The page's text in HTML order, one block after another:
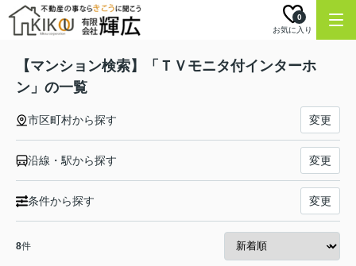
お気に入り
0
【マンション検索】「ＴＶモニタ付インターホ
ン」の一覧
市区町村から探す 変更
沿線・駅から探す 変更
条件から探す 変更
8件